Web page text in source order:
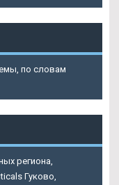
по словам
региона,
Гуково,